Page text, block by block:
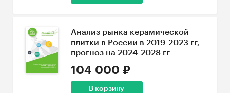
Анализ рынка керамической
плитки в России в 2019-2023 гг,
прогноз на 2024-2028 гг
104 000 ₽
В корзину